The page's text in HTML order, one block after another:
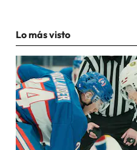
Lo más visto